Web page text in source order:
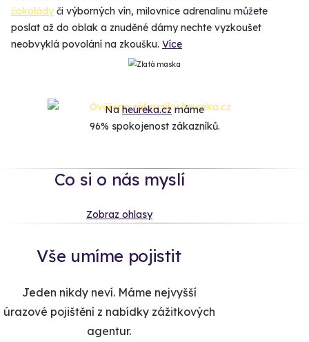
čokolády či výborných vín, milovnice adrenalinu můžete
poslat až do oblak a znuděné dámy nechte vyzkoušet
neobvyklá povolání na zkoušku. Více
Naheureka.czmáme
96% spokojenost zákazníků.
Co si o nás myslí
Zobraz ohlasy
Vše umíme pojistit
Jeden nikdy neví. Máme nejvyšší
úrazové pojištění z nabídky zážitkových
agentur.